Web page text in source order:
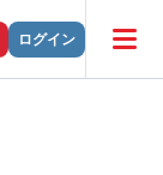
ログイン